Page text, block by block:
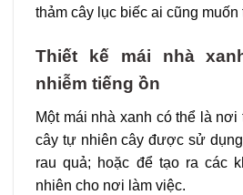
thảm cây lục biếc ai cũng
Thiết kế mái nhà
nhiễm tiếng ồn
Một mái nhà xanh có thể là nơi
cây tự nhiên cây được sử
rau quả; hoặc để tạo ra các
nhiên cho nơi làm việc.